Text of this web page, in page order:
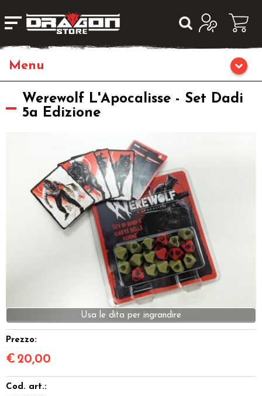
Home
Editoria
Giochi di Carte Collezionabili
Giocattoli e Gadget
Offerte del Dragone
Werewolf L'Apocalisse - Set Dadi
5a Edizione
Usa le dita per ingrandire
Prezzo:
€ 20,00
Cod. art.: